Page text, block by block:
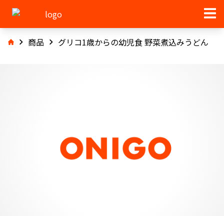
商品 グリコ1歳からの幼児食 野菜煮込みうどん